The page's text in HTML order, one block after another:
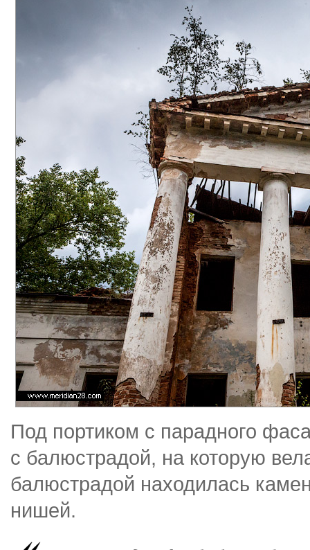
Под портиком с парадного
с балюстрадой, на которую
балюстрадой находилась
нишей.